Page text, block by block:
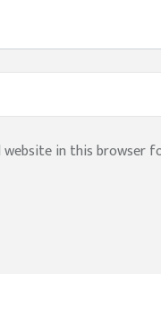
website in this